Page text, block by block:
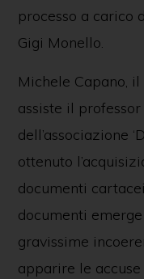
processo a carico
Gigi Monello.
Michele Capano,
assiste il
dell’associazione
ottenuto
documenti
documenti
gravissime
apparire le